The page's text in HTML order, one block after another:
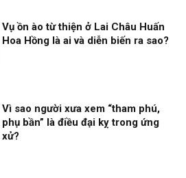
Vụ ồn ào từ thiện ở Lai Châu Huấn
Hoa Hồng là ai và diễn biến ra sao?
Vì sao người xưa xem “tham phú,
phụ bần” là điều đại kỵ trong ứng
xử?